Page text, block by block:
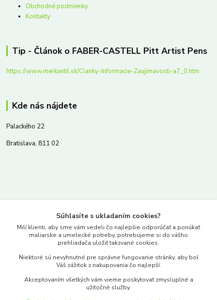
Obchodné podmienky
Kontakty
Tip - Článok o FABER-CASTELL Pitt Artist Pens
https://www.merkantil.sk/Clanky-Informacie-Zaujimavosti-a7_0.htm
Kde nás nájdete
Palackého 22
Bratislava, 811 02
www.merkantil.sk
Pondelok-Piatok: 9.00-17.00hod.
objednavky@merkantil-obchod.sk
Súhlasíte s ukladaním cookies?
Milí klienti, aby sme vám vedeli čo najlepšie odporúčať a ponúkať
maliarske a umelecké potreby, potrebujeme si do vášho
prehliadača uložiť takzvané cookies.
Niektoré sú nevyhnutné pre správne fungovanie stránky, aby bol
Váš zážitok z nakupovania čo najlepší.
Akceptovaním všetkých vám vieme poskytovať zmysluplné a
užitočné služby.